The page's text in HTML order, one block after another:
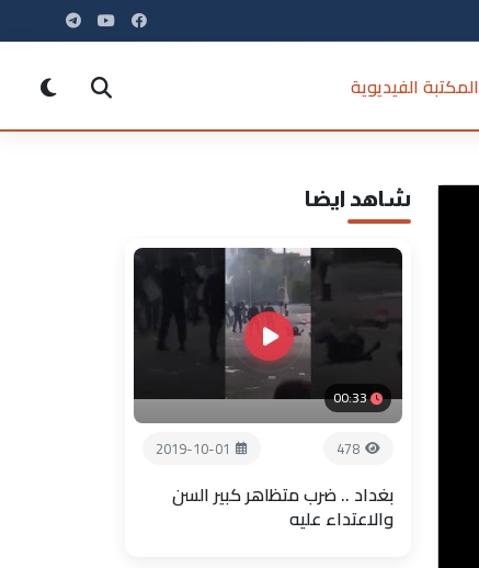
المكتبة الفيديوية
شاهد ايضا
00:33
478
2019-10-01
بغداد .. ضرب متظاهر كبير السن
والاعتداء عليه